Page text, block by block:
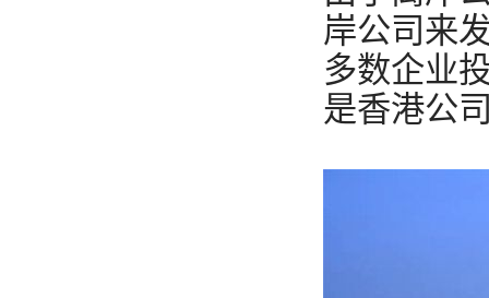
岸公司来
多数企业
是香港公